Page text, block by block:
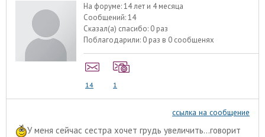
На форуме:14 лет и 4 месяца
Сообщений:14
Сказал(а) спасибо: 0 раз
Поблагодарили: 0 раз в 0 сообщенях
14 1
ссылка на сообщение
У меня сейчас сестра хочет грудь увеличить...говорит